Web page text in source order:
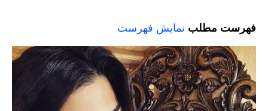
فهرست مطلب نمایش فهرست